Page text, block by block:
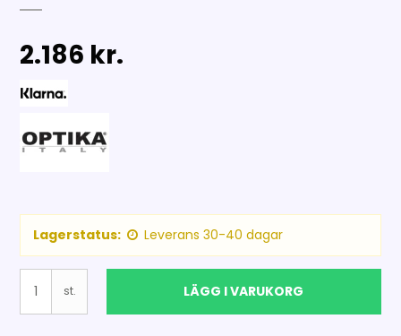
2.186 kr.
Lagerstatus: Leverans 30-40 dagar
st. LÄGG I VARUKORG